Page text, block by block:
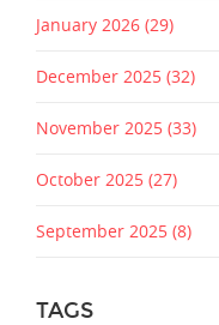
January 2026 (29)
December 2025 (32)
November 2025 (33)
October 2025 (27)
September 2025 (8)
TAGS